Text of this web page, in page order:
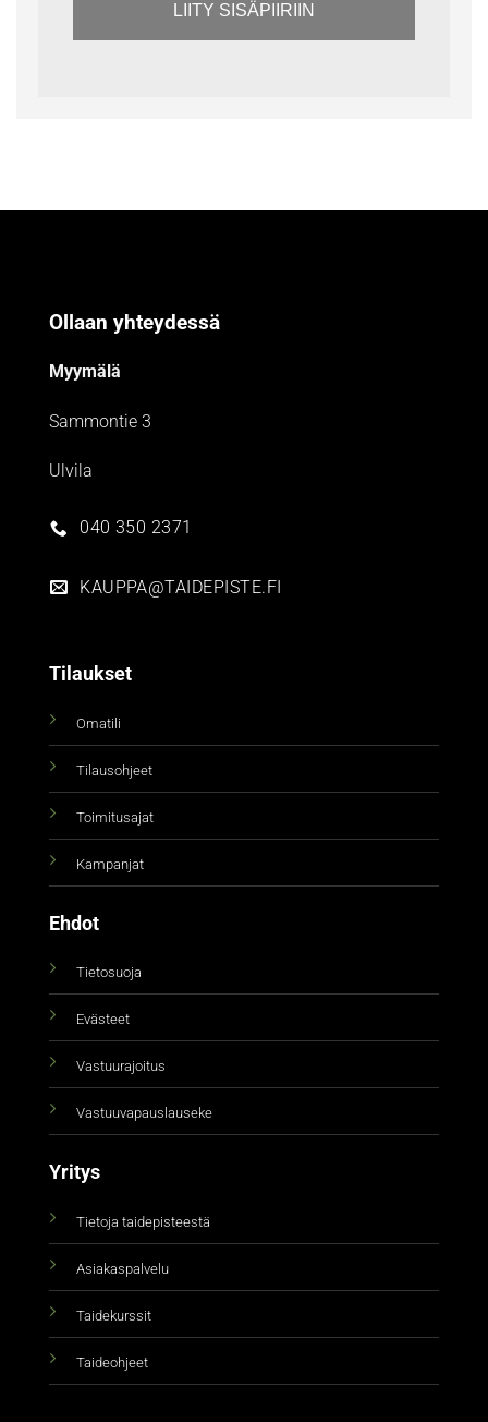
LIITY SISÄPIIRIIN
Ollaan yhteydessä
Myymälä
Sammontie 3
Ulvila
040 350 2371
KAUPPA@TAIDEPISTE.FI
Tilaukset
Omatili
Tilausohjeet
Toimitusajat
Kampanjat
Ehdot
Tietosuoja
Evästeet
Vastuurajoitus
Vastuuvapauslauseke
Yritys
Tietoja taidepisteestä
Asiakaspalvelu
Taidekurssit
Taideohjeet